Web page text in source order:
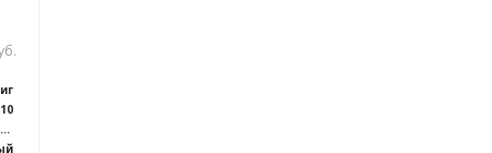
10
Напольно/настенный